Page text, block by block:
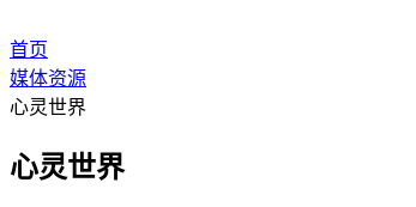
首页
媒体资源
心灵世界
心灵世界